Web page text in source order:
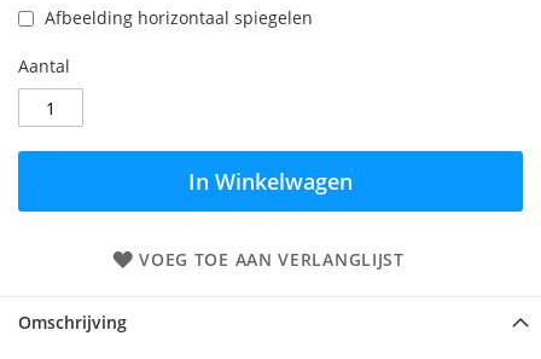
Afbeelding horizontaal spiegelen
Aantal
In Winkelwagen
VOEG TOE AAN VERLANGLIJST
Omschrijving